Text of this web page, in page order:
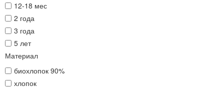
12-18 мес
2 года
3 года
5 лет
Материал
биохлопок 90%
хлопок